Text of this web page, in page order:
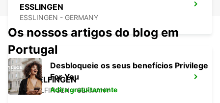
ESSLINGEN
ESSLINGEN - GERMANY
SINDELFINGEN
SINDELFINGEN - GERMANY
Os nossos artigos do blog em
Portugal
Desbloqueie os seus benefícios Privilege
For You
Adira gratuitamente